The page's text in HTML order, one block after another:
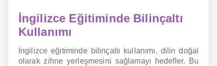
İngilizce Eğitiminde Bilinçaltı
Kullanımı
İngilizce eğitiminde bilinçaltı kullanımı, dilin doğal
olarak zihne yerleşmesini sağlamayı hedefler. Bu